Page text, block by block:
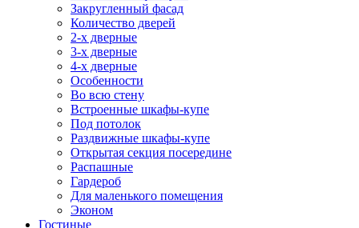
Закругленный фасад
Количество дверей
2-х дверные
3-х дверные
4-х дверные
Особенности
Во всю стену
Встроенные шкафы-купе
Под потолок
Раздвижные шкафы-купе
Открытая секция посередине
Распашные
Гардероб
Для маленького помещения
Эконом
Гостиные